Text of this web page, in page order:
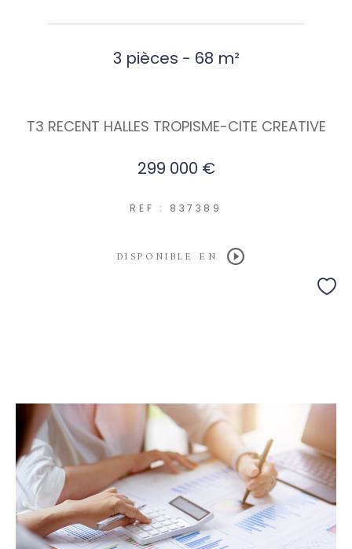
3 pièces - 68 m²
T3 RECENT HALLES TROPISME-CITE CREATIVE
299 000 €
REF : 837389
DISPONIBLE EN